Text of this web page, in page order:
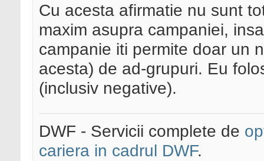
Cu acesta afirmatie nu sunt
maxim asupra campaniei,
campanie iti permite doar un
acesta) de ad-grupuri. Eu
(inclusiv negative).
DWF - Servicii complete de
cariera in cadrul DWF.